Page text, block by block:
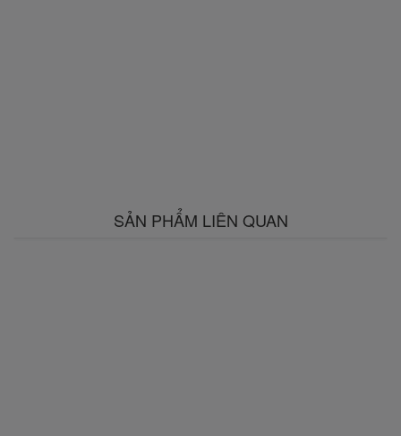
SẢN PHẨM LIÊN QUAN